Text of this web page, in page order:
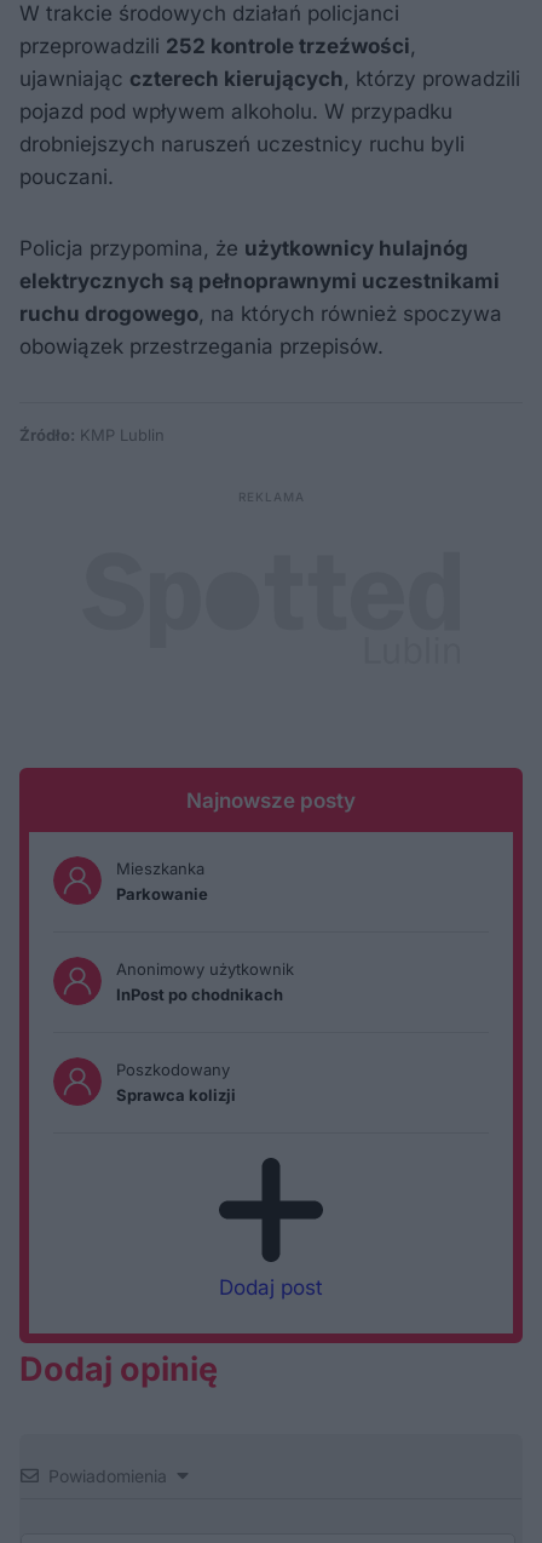
W trakcie środowych działań policjanci
przeprowadzili 252 kontrole trzeźwości
ujawniając czterech kierujących , którzy prowadzili
pojazd pod wpływem alkoholu. W przypadku
drobniejszych naruszeń uczestnicy ruchu byli
pouczani.
Policja przypomina, że użytkownicy hulajnóg
elektrycznych są pełnoprawnymi uczestnikami
ruchu drogowego , na których również spoczywa
obowiązek przestrzegania przepisów.
Źródło: KMP Lublin
Najnowsze posty
Mieszkanka
Parkowanie
Anonimowy użytkownik
InPost po chodnikach
Poszkodowany
Sprawca kolizji
Dodaj post
Dodaj opinię
Powiadomienia